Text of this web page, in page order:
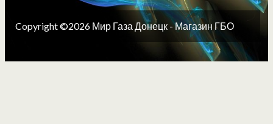
Copyright ©2026 Мир Газа Донецк - Магазин ГБО